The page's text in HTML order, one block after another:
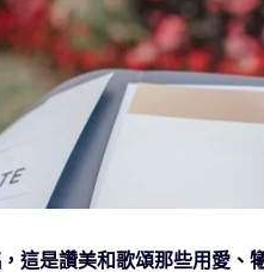
這是讚美和歌頌那些用愛、